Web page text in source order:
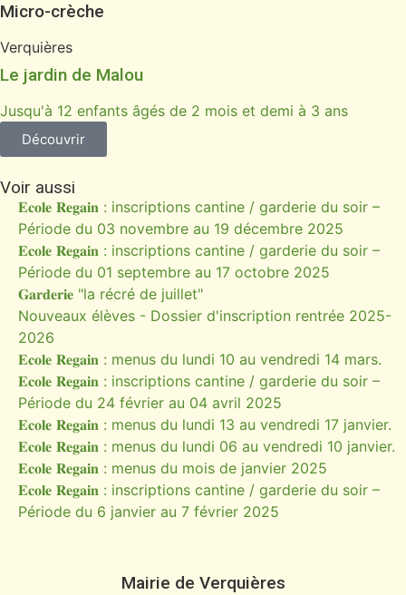
Micro-crèche
Verquières
Le jardin de Malou
Jusqu'à 12 enfants âgés de 2 mois et demi à 3 ans
Découvrir
Voir aussi
𝐄𝐜𝐨𝐥𝐞 𝐑𝐞𝐠𝐚𝐢𝐧 : inscriptions cantine / garderie du soir –
Période du 03 novembre au 19 décembre 2025
𝐄𝐜𝐨𝐥𝐞 𝐑𝐞𝐠𝐚𝐢𝐧 : inscriptions cantine / garderie du soir –
Période du 01 septembre au 17 octobre 2025
𝐆𝐚𝐫𝐝𝐞𝐫𝐢𝐞 "la récré de juillet"
Nouveaux élèves - Dossier d'inscription rentrée 2025-
2026
𝐄𝐜𝐨𝐥𝐞 𝐑𝐞𝐠𝐚𝐢𝐧 : menus du lundi 10 au vendredi 14 mars.
𝐄𝐜𝐨𝐥𝐞 𝐑𝐞𝐠𝐚𝐢𝐧 : inscriptions cantine / garderie du soir –
Période du 24 février au 04 avril 2025
𝐄𝐜𝐨𝐥𝐞 𝐑𝐞𝐠𝐚𝐢𝐧 : menus du lundi 13 au vendredi 17 janvier.
𝐄𝐜𝐨𝐥𝐞 𝐑𝐞𝐠𝐚𝐢𝐧 : menus du lundi 06 au vendredi 10 janvier.
𝐄𝐜𝐨𝐥𝐞 𝐑𝐞𝐠𝐚𝐢𝐧 : menus du mois de janvier 2025
𝐄𝐜𝐨𝐥𝐞 𝐑𝐞𝐠𝐚𝐢𝐧 : inscriptions cantine / garderie du soir –
Période du 6 janvier au 7 février 2025
Mairie de Verquières